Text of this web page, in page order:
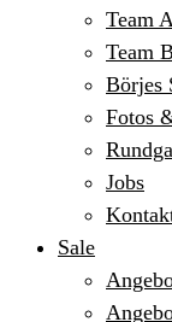
Team
Team
Börjes
Fotos
Jobs
Sale